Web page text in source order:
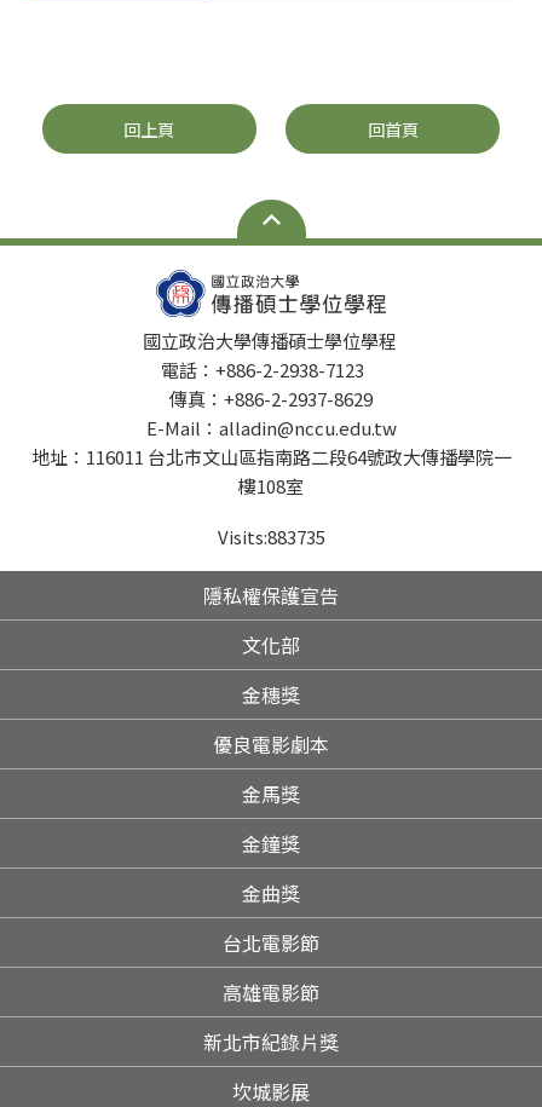
回上頁 回首頁
國立政治大學傳播碩士學位學程
電話：+886-2-2938-7123
傳真：+886-2-2937-8629
E-Mail：alladin@nccu.edu.tw
地址：116011 台北市文山區指南路二段64號政大傳播學院一
樓108室
Visits:883735
隱私權保護宣告
文化部
金穗獎
優良電影劇本
金馬獎
金鐘獎
金曲獎
台北電影節
高雄電影節
新北市紀錄片獎
坎城影展